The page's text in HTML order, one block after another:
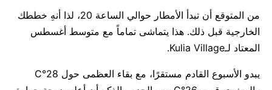
من المتوقع أن تبدأ الأمطار حوالي الساعة 20، لذا أنهِ خططك
الخارجية قبل ذلك. هذا يتماشى تماماً مع متوسط أغسطس
المعتاد لـKulia Village.
يبدو الأسبوع القادم مستقرًا، مع بقاء العظمى حول 28°C